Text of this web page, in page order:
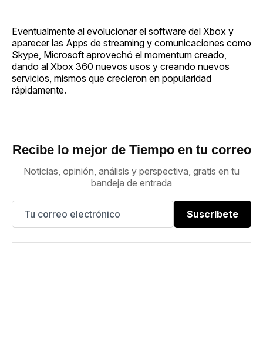
Eventualmente al evolucionar el software del Xbox y
aparecer las Apps de streaming y comunicaciones como
Skype, Microsoft aprovechó el momentum creado,
dando al Xbox 360 nuevos usos y creando nuevos
servicios, mismos que crecieron en popularidad
rápidamente.
Recibe lo mejor de Tiempo en tu correo
Noticias, opinión, análisis y perspectiva, gratis en tu
bandeja de entrada
Suscríbete